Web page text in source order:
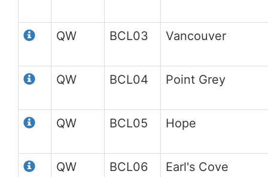
QW BCL03 Vancouver
QW BCL04 Point Grey
QW BCL05 Hope
QW BCL06 Earl's Cove